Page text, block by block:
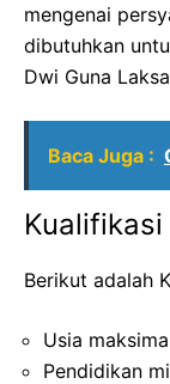
mengenai
dibutuhkan
Dwi Guna
Baca Juga :
Kualifikasi
Berikut adalah
Usia
Pendidikan